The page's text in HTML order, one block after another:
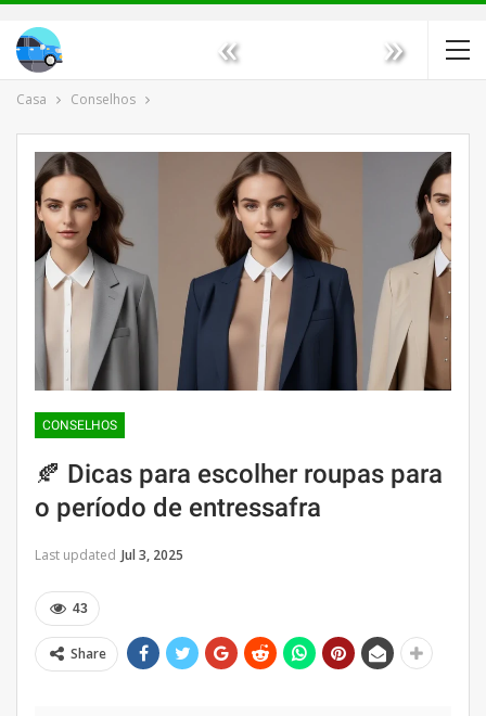
« »
Casa Conselhos
CONSELHOS
🍂 Dicas para escolher roupas para
o período de entressafra
Last updated Jul 3, 2025
43
Share